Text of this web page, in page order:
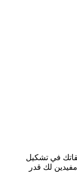
في تشكيل
لك قدر